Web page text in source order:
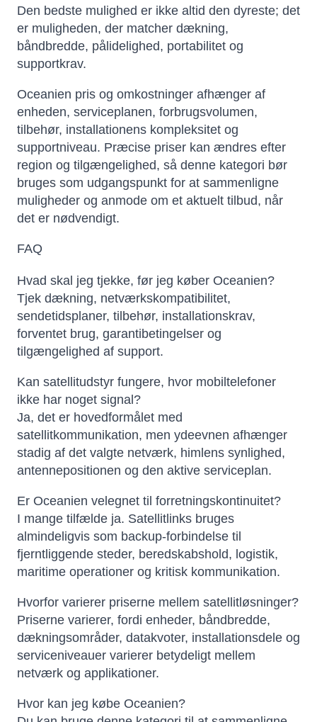
Den bedste mulighed er ikke altid den dyreste; det
er muligheden, der matcher dækning,
båndbredde, pålidelighed, portabilitet og
supportkrav.
Oceanien pris og omkostninger afhænger af
enheden, serviceplanen, forbrugsvolumen,
tilbehør, installationens kompleksitet og
supportniveau. Præcise priser kan ændres efter
region og tilgængelighed, så denne kategori bør
bruges som udgangspunkt for at sammenligne
muligheder og anmode om et aktuelt tilbud, når
det er nødvendigt.
FAQ
Hvad skal jeg tjekke, før jeg køber Oceanien?
Tjek dækning, netværkskompatibilitet,
sendetidsplaner, tilbehør, installationskrav,
forventet brug, garantibetingelser og
tilgængelighed af support.
Kan satellitudstyr fungere, hvor mobiltelefoner
ikke har noget signal?
Ja, det er hovedformålet med
satellitkommunikation, men ydeevnen afhænger
stadig af det valgte netværk, himlens synlighed,
antennepositionen og den aktive serviceplan.
Er Oceanien velegnet til forretningskontinuitet?
I mange tilfælde ja. Satellitlinks bruges
almindeligvis som backup-forbindelse til
fjerntliggende steder, beredskabshold, logistik,
maritime operationer og kritisk kommunikation.
Hvorfor varierer priserne mellem satellitløsninger?
Priserne varierer, fordi enheder, båndbredde,
dækningsområder, datakvoter, installationsdele og
serviceniveauer varierer betydeligt mellem
netværk og applikationer.
Hvor kan jeg købe Oceanien?